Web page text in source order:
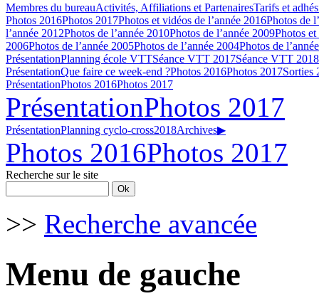
Membres du bureauActivités, Affiliations et PartenairesTarifs et
Photos 2016Photos 2017Photos et vidéos de l’année 2016Photos de
l’année 2012Photos de l’année 2010Photos de l’année 2009Photos et
2006Photos de l’année 2005Photos de l’année 2004Photos de
PrésentationPlanning école VTTSéance VTT 2017Séance VTT 2018
PrésentationQue faire ce week-end ?Photos 2016Photos 2017Sorties
PrésentationPhotos 2016Photos 2017
PrésentationPhotos 2017
PrésentationPlanning cyclo-cross2018Archives▶
Photos 2016Photos 2017
Recherche sur le site
>> Recherche avancée
Menu de gauche